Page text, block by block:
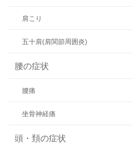
肩こり
五十肩(肩関節周囲炎)
腰の症状
腰痛
坐骨神経痛
頭・頚の症状